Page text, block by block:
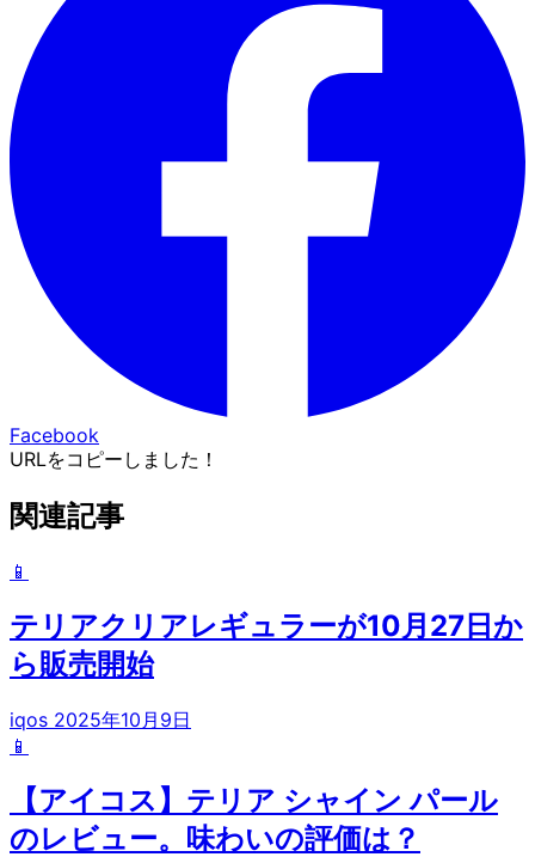
Facebook
URLをコピーしました！
関連記事
📱
テリアクリアレギュラーが10月27日か
ら販売開始
iqos 2025年10月9日
📱
【アイコス】テリア シャイン パール
のレビュー。味わいの評価は？